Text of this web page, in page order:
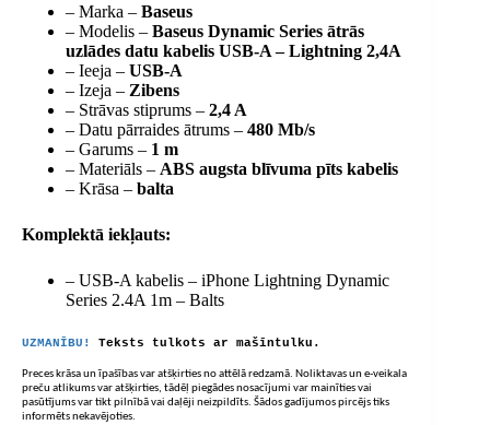
– Marka – Baseus
– Modelis – Baseus Dynamic Series ātrās
uzlādes datu kabelis USB-A – Lightning 2,4A
– Ieeja – USB-A
– Izeja – Zibens
– Strāvas stiprums – 2,4 A
– Datu pārraides ātrums – 480 Mb/s
– Garums – 1 m
– Materiāls – ABS augsta blīvuma pīts kabelis
– Krāsa – balta
Komplektā iekļauts:
– USB-A kabelis – iPhone Lightning Dynamic
Series 2.4A 1m – Balts
UZMANĪBU! Teksts tulkots ar mašīntulku.
Preces krāsa un īpašības var atšķirties no attēlā redzamā. Noliktavas un e-veikala
preču atlikums var atšķirties, tādēļ piegādes nosacījumi var mainīties vai
pasūtījums var tikt pilnībā vai daļēji neizpildīts. Šādos gadījumos pircējs tiks
informēts nekavējoties.